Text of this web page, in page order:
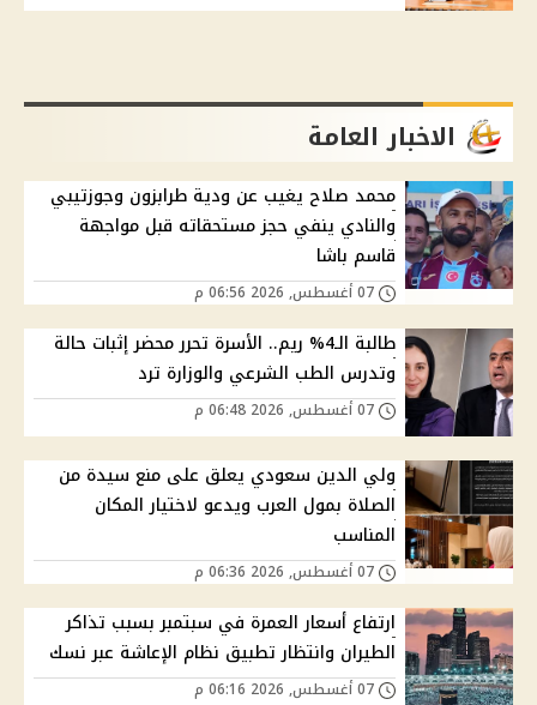
الاخبار العامة
محمد صلاح يغيب عن ودية طرابزون وجوزتيبي
والنادي ينفي حجز مستحقاته قبل مواجهة
قاسم باشا
طالبة الـ4% ريم.. الأسرة تحرر محضر إثبات حالة
وتدرس الطب الشرعي والوزارة ترد
ولي الدين سعودي يعلق على منع سيدة من
الصلاة بمول العرب ويدعو لاختيار المكان
المناسب
ارتفاع أسعار العمرة في سبتمبر بسبب تذاكر
الطيران وانتظار تطبيق نظام الإعاشة عبر نسك